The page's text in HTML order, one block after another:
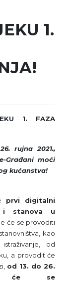
1.
1. FAZA
rujna 2021.,
Građani moći
kućanstva!
prvi digitalni
i stanova u
će se provoditi
kao
od
a provodit će
od 13. do 26.
će se